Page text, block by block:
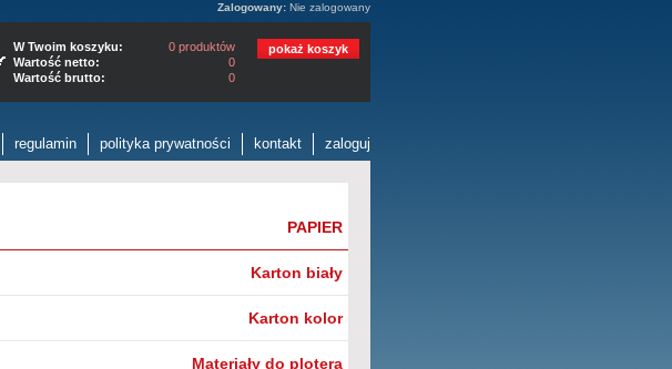
Zalogowany: Nie zalogowany
W Twoim koszyku:
0 produktów
Wartość netto:
0
Wartość brutto:
0
pokaż koszyk
regulamin polityka prywatności kontakt zaloguj
PAPIER
Karton biały
Karton kolor
Materiały do plotera